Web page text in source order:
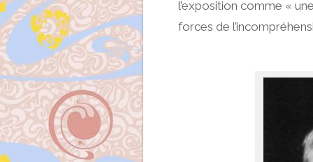
l’exposition comme «
forces de